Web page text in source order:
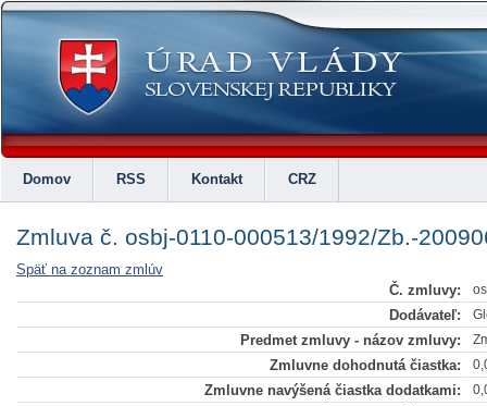
Domov RSS Kontakt CRZ
Zmluva č. osbj-0110-000513/1992/Zb.-
Späť na zoznam zmlúv
Č. zmluvy:
Dodávateľ:
Predmet zmluvy - názov zmluvy:
Zmluvne dohodnutá čiastka:
Zmluvne navýšená čiastka dodatkami: